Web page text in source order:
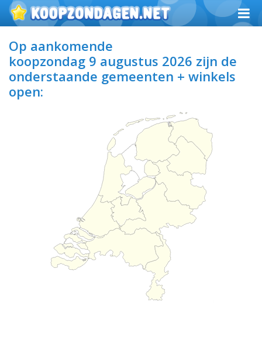
Op aankomende
koopzondag 9 augustus 2026 zijn de
onderstaande gemeenten + winkels
open: